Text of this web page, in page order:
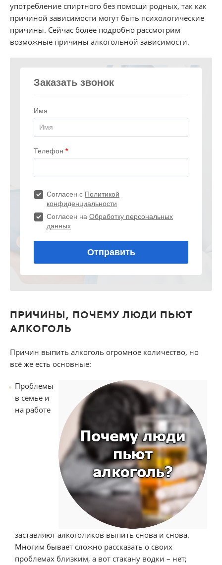
употребление спиртного без помощи родных, так как
причиной зависимости могут быть психологические
причины. Сейчас более подробно рассмотрим
возможные причины алкогольной зависимости.
ПРИЧИНЫ, ПОЧЕМУ ЛЮДИ ПЬЮТ
АЛКОГОЛЬ
Причин выпить алкоголь огромное количество, но
всё же есть основные:
Проблемы
в семье и
на работе
заставляют алкоголиков выпить снова и снова.
Многим бывает сложно рассказать о своих
проблемах близким, а вот стакану водки – нет;